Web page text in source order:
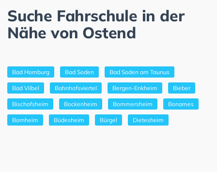
Suche Fahrschule in der
Nähe von Ostend
Bad Homburg Bad Soden Bad Soden am Taunus
Bad Vilbel Bahnhofsviertel Bergen-Enkheim Bieber
Bischofsheim Bockenheim Bommersheim Bonames
Bornheim Büdesheim Bürgel Dietesheim